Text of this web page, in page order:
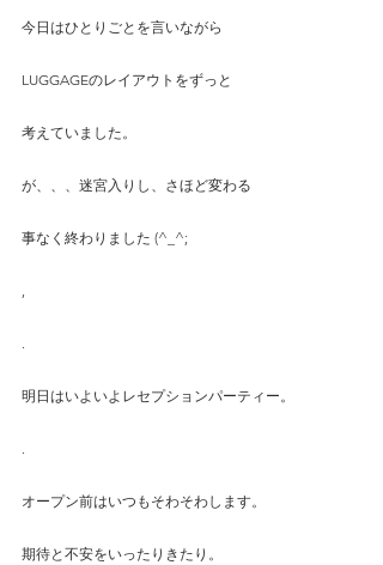
今日はひとりごとを言いながら
LUGGAGEのレイアウトをずっと
考えていました。
が、、、迷宮入りし、さほど変わる
事なく終わりました (^_^;
,
.
明日はいよいよレセプションパーティー。
.
オープン前はいつもそわそわします。
期待と不安をいったりきたり。